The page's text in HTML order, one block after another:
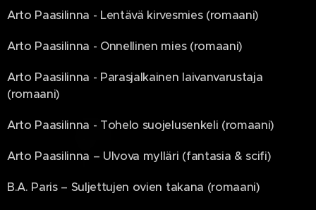
Arto Paasilinna - Lentävä kirvesmies (romaani)
Arto Paasilinna - Onnellinen mies (romaani)
Arto Paasilinna - Parasjalkainen laivanvarustaja
(romaani)
Arto Paasilinna - Tohelo suojelusenkeli (romaani)
Arto Paasilinna – Ulvova mylläri (fantasia & scifi)
B.A. Paris – Suljettujen ovien takana (romaani)